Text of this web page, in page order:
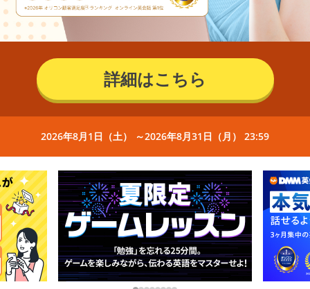
詳細はこちら
2026年8月1日（土） ～2026年8月31日（月） 23:59